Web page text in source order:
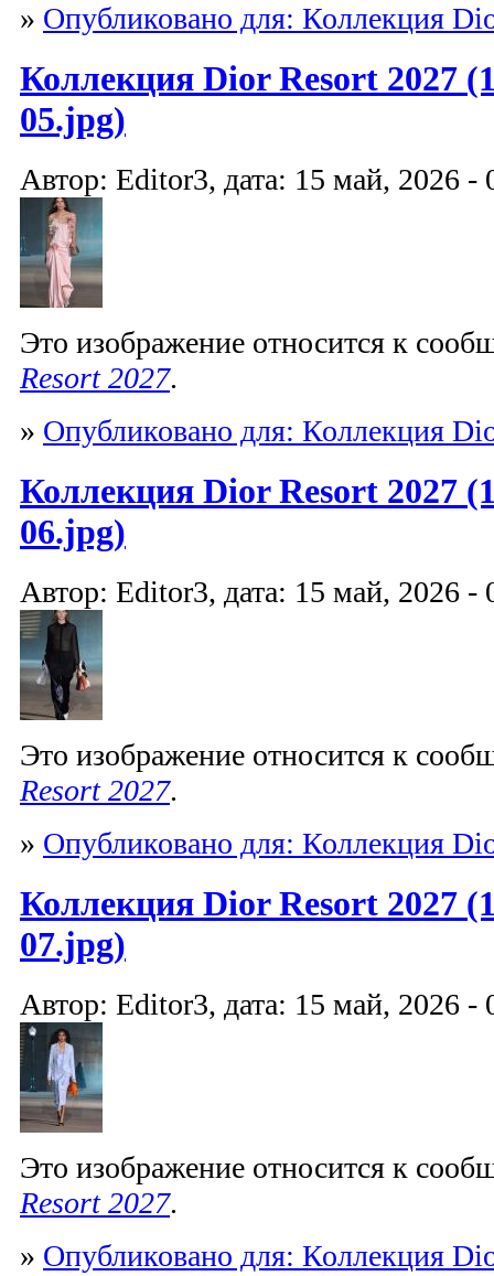
» Опубликовано для: Коллекция
Коллекция Dior Resort 2027
05.jpg)
Автор: Editor3, дата: 15 май, 2026 -
Это изображение относится к
Resort 2027.
» Опубликовано для: Коллекция
Коллекция Dior Resort 2027
06.jpg)
Автор: Editor3, дата: 15 май, 2026 -
Это изображение относится к
Resort 2027.
» Опубликовано для: Коллекция
Коллекция Dior Resort 2027
07.jpg)
Автор: Editor3, дата: 15 май, 2026 -
Это изображение относится к
Resort 2027.
» Опубликовано для: Коллекция